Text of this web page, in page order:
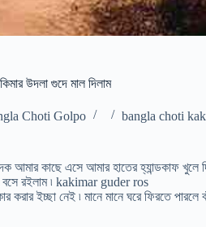
উদলা গুদে মাল দিলাম
Choti Golpo bangla choti
আমার কাছে এসে আমার হাতের হ্যান্ডকাফ
রইলাম ৷ kakimar guder ros
ইচ্ছা নেই ৷ মানে মানে ঘরে ফিরতে